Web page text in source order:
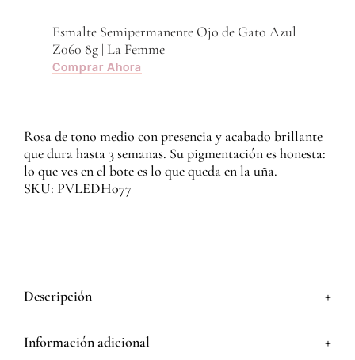
Esmalte Semipermanente Ojo de Gato Azul
Z060 8g | La Femme
Comprar Ahora
Rosa de tono medio con presencia y acabado brillante
que dura hasta 3 semanas. Su pigmentación es honesta:
lo que ves en el bote es lo que queda en la uña.
SKU: PVLEDH077
Descripción +
Información adicional +